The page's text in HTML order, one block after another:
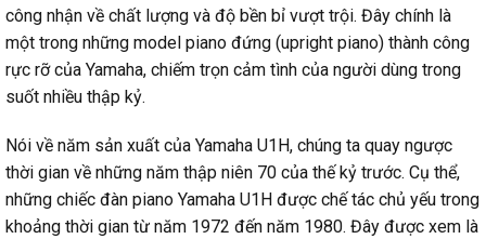
công nhận về chất lượng và độ bền bỉ vượt trội. Đây chính là
một trong những model piano đứng (upright piano) thành công
rực rỡ của Yamaha, chiếm trọn cảm tình của người dùng trong
suốt nhiều thập kỷ.
Nói về năm sản xuất của Yamaha U1H, chúng ta quay ngược
thời gian về những năm thập niên 70 của thế kỷ trước. Cụ thể,
những chiếc đàn piano Yamaha U1H được chế tác chủ yếu trong
khoảng thời gian từ năm 1972 đến năm 1980. Đây được xem là